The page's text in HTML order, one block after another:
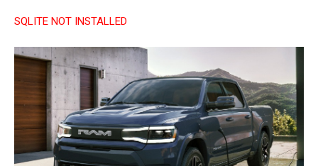
SQLITE NOT INSTALLED